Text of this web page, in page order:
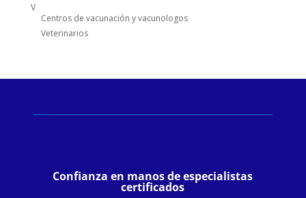
V
Centros de vacunación y vacunologos
Veterinarios
Confianza en manos de especialistas
certificados